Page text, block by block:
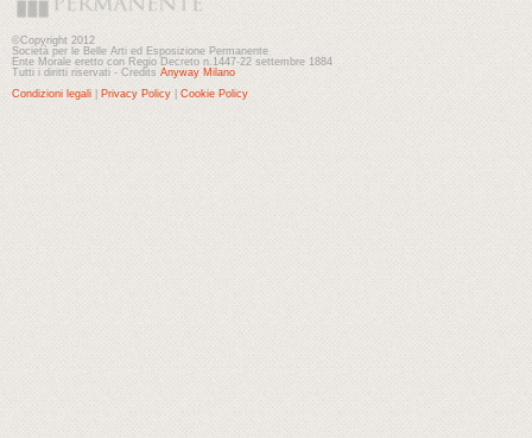
©Copyright 2012
Società per le Belle Arti ed Esposizione Permanente
Ente Morale eretto con Regio Decreto n.1447-22 settembre 1884
Tutti i diritti riservati - Credits Anyway Milano
Condizioni legali
Privacy Policy Cookie Policy